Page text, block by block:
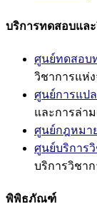
บริการทดสอบแล
ศูนย์ทดสอบ
วิชาการแห่
ศูนย์การแป
และการล่า
ศูนย์กฎหมา
ศูนย์บริการ
บริการวิชา
พิพิธภัณฑ์